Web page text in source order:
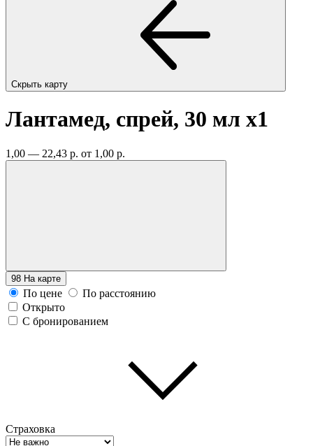
Скрыть карту
Лантамед, спрей, 30 мл x1
1,00 — 22,43 р. от 1,00 р.
98 На карте
По цене
По расстоянию
Открыто
С бронированием
Страховка